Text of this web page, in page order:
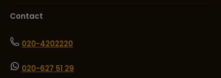
Contact
020-4202220
020-627 51 29